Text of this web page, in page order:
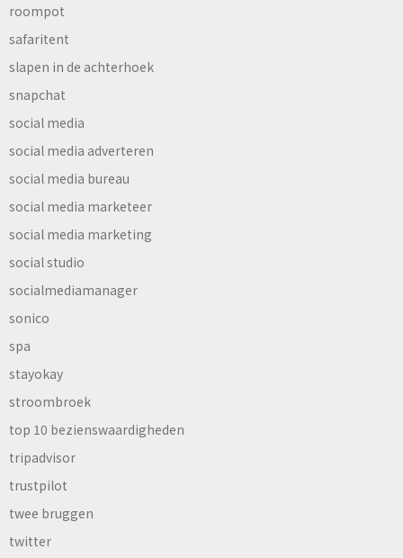
roompot
safaritent
slapen in de achterhoek
snapchat
social media
social media adverteren
social media bureau
social media marketeer
social media marketing
social studio
socialmediamanager
sonico
spa
stayokay
stroombroek
top 10 bezienswaardigheden
tripadvisor
trustpilot
twee bruggen
twitter